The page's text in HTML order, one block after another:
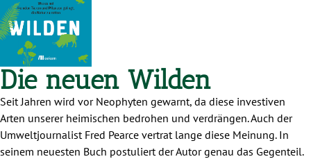
Die neuen Wilden
Seit Jahren wird vor Neophyten gewarnt, da diese investiven
Arten unserer heimischen bedrohen und verdrängen. Auch der
Umweltjournalist Fred Pearce vertrat lange diese Meinung. In
seinem neuesten Buch postuliert der Autor genau das Gegenteil.